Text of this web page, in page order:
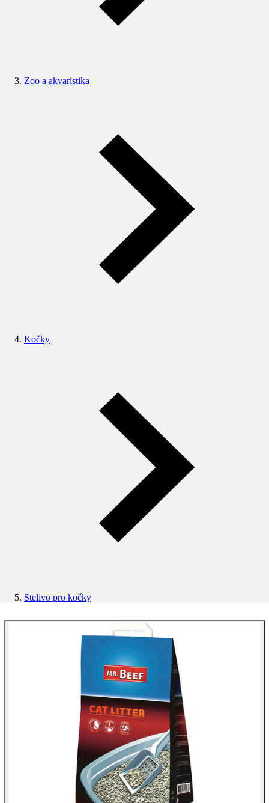
Zoo a akvaristika
Kočky
Stelivo pro kočky